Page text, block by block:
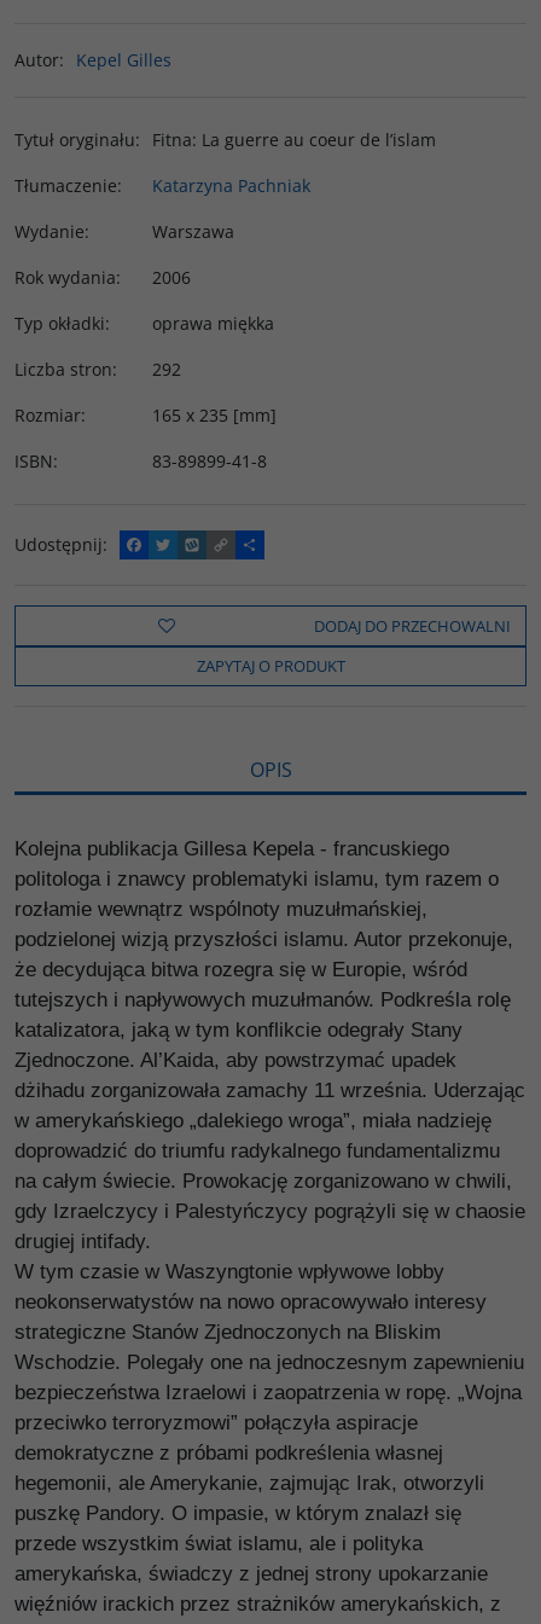
Autor: Kepel Gilles
Tytuł oryginału:
Fitna: La guerre au coeur de l’islam
Tłumaczenie:
Katarzyna Pachniak
Wydanie:
Warszawa
Rok wydania:
2006
Typ okładki:
oprawa miękka
Liczba stron:
292
Rozmiar:
165 x 235 [mm]
ISBN: 83-89899-41-8
Udostępnij:
F
a
e
o
k
T
w
t
t
e
W
y
o
C
o
y
i
n
k
P
o
z
e
l
s
DODAJ DO PRZECHOWALNI
ZAPYTAJ O PRODUKT
OPIS
Kolejna publikacja Gillesa Kepela - francuskiego
politologa i znawcy problematyki islamu, tym razem o
rozłamie wewnątrz wspólnoty muzułmańskiej,
podzielonej wizją przyszłości islamu. Autor przekonuje,
że decydująca bitwa rozegra się w Europie, wśród
tutejszych i napływowych muzułmanów. Podkreśla rolę
katalizatora, jaką w tym konflikcie odegrały Stany
Zjednoczone. Al’Kaida, aby powstrzymać upadek
dżihadu zorganizowała zamachy 11 września. Uderzając
w amerykańskiego „dalekiego wroga”, miała nadzieję
doprowadzić do triumfu radykalnego fundamentalizmu
na całym świecie. Prowokację zorganizowano w chwili,
gdy Izraelczycy i Palestyńczycy pogrążyli się w chaosie
drugiej intifady.
W tym czasie w Waszyngtonie wpływowe lobby
neokonserwatystów na nowo opracowywało interesy
strategiczne Stanów Zjednoczonych na Bliskim
Wschodzie. Polegały one na jednoczesnym zapewnieniu
bezpieczeństwa Izraelowi i zaopatrzenia w ropę. „Wojna
przeciwko terroryzmowi” połączyła aspiracje
demokratyczne z próbami podkreślenia własnej
hegemonii, ale Amerykanie, zajmując Irak, otworzyli
puszkę Pandory. O impasie, w którym znalazł się
przede wszystkim świat islamu, ale i polityka
amerykańska, świadczy z jednej strony upokarzanie
więźniów irackich przez strażników amerykańskich, z